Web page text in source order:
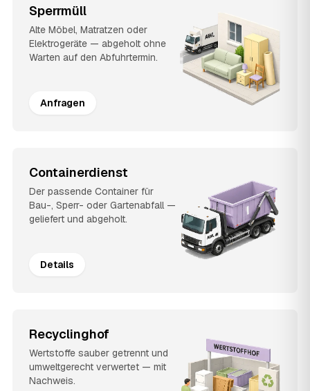
Sperrmüll
Alte Möbel, Matratzen oder
Elektrogeräte — abgeholt ohne
Warten auf den Abfuhrtermin.
Anfragen
Containerdienst
Der passende Container für
Bau-, Sperr- oder Gartenabfall —
geliefert und abgeholt.
Details
Recyclinghof
Wertstoffe sauber getrennt und
umweltgerecht verwertet — mit
Nachweis.